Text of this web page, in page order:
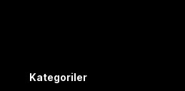
Kategoriler